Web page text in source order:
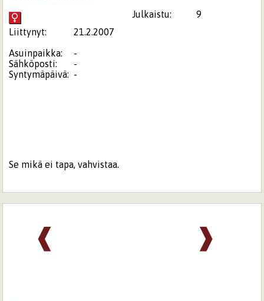
Julkaistu:
9
Liittynyt:
21.2.2007
Asuinpaikka:
-
Sähköposti:
-
Syntymäpäivä: -
Se mikä ei tapa, vahvistaa.
❱
❰